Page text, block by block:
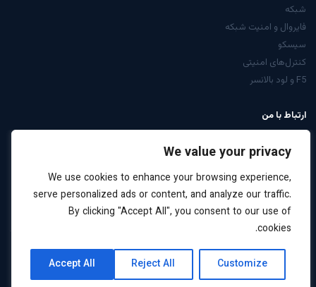
We value your privacy
We use cookies to enhance your browsing experience,
serve personalized ads or content, and analyze our traffic.
By clicking "Accept All", you consent to our use of
cookies.
Customize
Reject All
Accept All
شبکه
فایروال و امنیت شبکه
سیسکو
کنترل‌های امنیتی
F5 و لود بالانسر
ارتباط با من
LinkedIn: arabiyan
درخواست مشاوره
کلیه حقوق این سایت برای علیرضا عربیان محفوظ است ·
نقشه
سایت
حریم
خصوصی